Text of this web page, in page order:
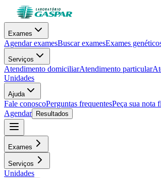
Exames
Agendar examesBuscar examesExames
Serviços
Atendimento domiciliarAtendimento particular
Unidades
Ajuda
Fale conoscoPerguntas frequentesPeça sua nota
Agendar
Resultados
Exames
Serviços
Unidades